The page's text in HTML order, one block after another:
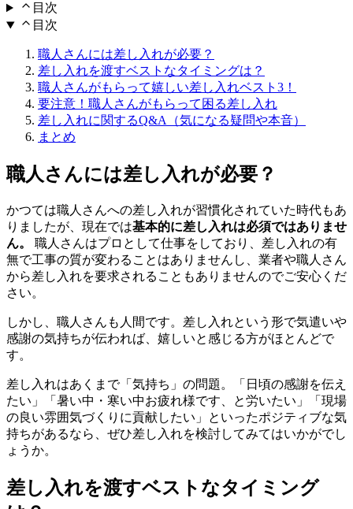
目次
目次
職人さんには差し入れが必要？
差し入れを渡すベストなタイミングは？
職人さんがもらって嬉しい差し入れベスト3！
要注意！職人さんがもらって困る差し入れ
差し入れに関するQ&A（気になる疑問や本音）
まとめ
職人さんには差し入れが必要？
かつては職人さんへの差し入れが習慣化されていた時代もあ
りましたが、現在では基本的に差し入れは必須ではありませ
ん。
職人さんはプロとして仕事をしており、差し入れの有
無で工事の質が変わることはありませんし、業者や職人さん
から差し入れを要求されることもありませんのでご安心くだ
さい。
しかし、職人さんも人間です。差し入れという形で気遣いや
感謝の気持ちが伝われば、嬉しいと感じる方がほとんどで
す。
差し入れはあくまで「気持ち」の問題。「日頃の感謝を伝え
たい」「暑い中・寒い中お疲れ様です、と労いたい」「現場
の良い雰囲気づくりに貢献したい」といったポジティブな気
持ちがあるなら、ぜひ差し入れを検討してみてはいかがでし
ょうか。
差し入れを渡すベストなタイミング